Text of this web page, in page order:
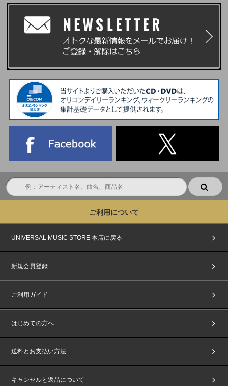
ご利用について
UNIVERSAL MUSIC STORE 本店に戻る
新規会員登録
ご利用ガイド
はじめての方へ
送料とお支払い方法
キャンセルと返品について